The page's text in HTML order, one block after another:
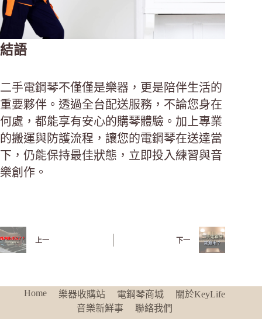
結語
二手電鋼琴不僅僅是樂器，更是陪伴生活的
重要夥伴。透過全台配送服務，不論您身在
何處，都能享有安心的購琴體驗。加上專業
的搬運與防護流程，讓您的電鋼琴在送達當
下，仍能保持最佳狀態，立即投入練習與音
樂創作。
上一 下一
Home 樂器收購站 電鋼琴商城
關於KeyLife
音樂新鮮事
聯絡我們